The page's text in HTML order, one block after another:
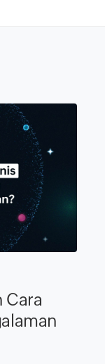
Cara